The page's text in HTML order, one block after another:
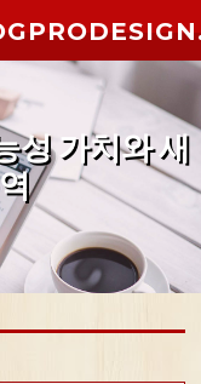
성 가치와 새